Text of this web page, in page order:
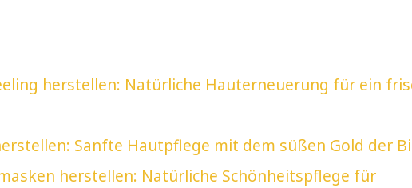
herstellen: Natürliche Hauterneuerung für ein
Sanfte Hautpflege mit dem süßen Gold der
herstellen: Natürliche Schönheitspflege für